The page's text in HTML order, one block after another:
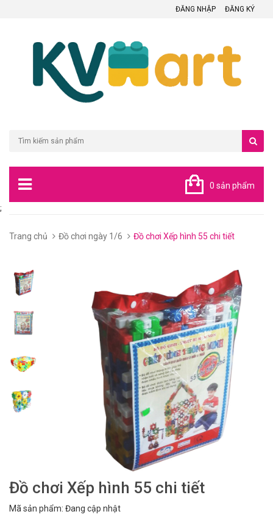
ĐĂNG NHẬP ĐĂNG KÝ
0 sản phẩm
;
Trang chủ Đồ chơi ngày 1/6 Đồ chơi Xếp hình 55 chi tiết
Đồ chơi Xếp hình 55 chi tiết
Mã sản phẩm: Đang cập nhật